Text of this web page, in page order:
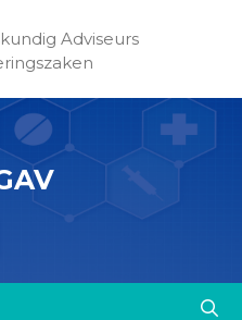
Adviseurs